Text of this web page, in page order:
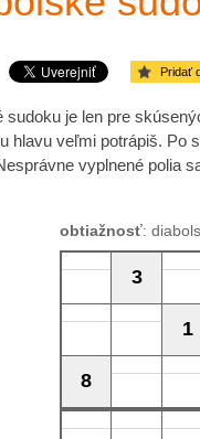
Pridať
sudoku je len pre
hlavu veľmi potrápiš. Po
vyplnené polia